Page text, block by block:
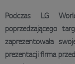
Podczas LG
poprzedzającego
zaprezentowała
prezentacji firma